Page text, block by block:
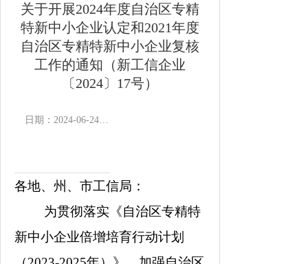
关于开展2024年度自治区专精
特新中小企业认定和2021年度
自治区专精特新中小企业复核
工作的通知（新工信企业
〔2024〕17号）
各地、州、市工信局：
为贯彻落实《自治区专精特
新中小企业倍增培育行动计划